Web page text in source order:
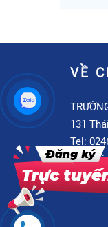
VỀ
131
Tel:
Email: